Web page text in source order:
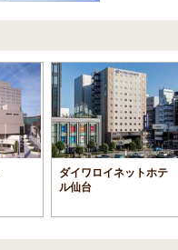
ダイワロイネットホテ
ル仙台